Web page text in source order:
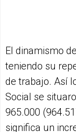
El dinamismo
teniendo su
de trabajo. Así
Social se
965.000
significa un